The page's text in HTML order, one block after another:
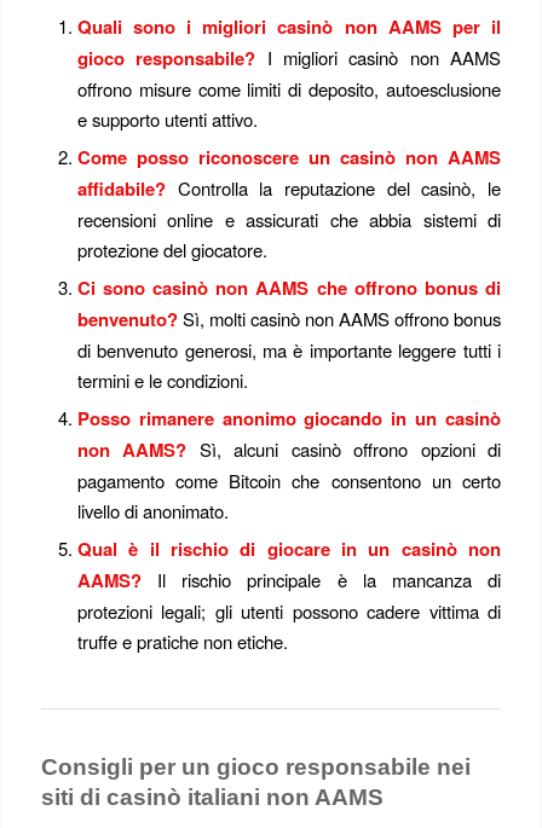
Quali sono i migliori casinò non AAMS per il
gioco responsabile? I migliori casinò non AAMS
offrono misure come limiti di deposito, autoesclusione
e supporto utenti attivo.
Come posso riconoscere un casinò non AAMS
affidabile?Controlla la reputazione del casinò, le
recensioni online e assicurati che abbia sistemi di
protezione del giocatore.
Ci sono casinò non AAMS che offrono bonus di
benvenuto?Sì, molti casinò non AAMS offrono bonus
di benvenuto generosi, ma è importante leggere tutti i
termini e le condizioni.
Posso rimanere anonimo giocando in un casinò
non AAMS? Sì, alcuni casinò offrono opzioni di
pagamento come Bitcoin che consentono un certo
livello di anonimato.
Qual è il rischio di giocare in un casinò non
AAMS?Il rischio principale è la mancanza di
protezioni legali; gli utenti possono cadere vittima di
truffe e pratiche non etiche.
Consigli per un gioco responsabile nei
siti di casinò italiani non AAMS